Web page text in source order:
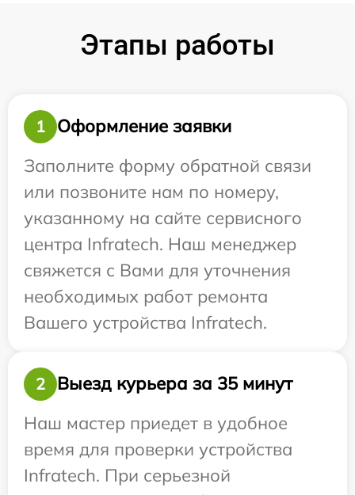
Этапы работы
1
Оформление заявки
Заполните форму обратной связи
или позвоните нам по номеру,
указанному на сайте сервисного
центра Infratech. Наш менеджер
свяжется с Вами для уточнения
необходимых работ ремонта
Вашего устройства Infratech.
2
Выезд курьера за 35 минут
Наш мастер приедет в удобное
время для проверки устройства
Infratech. При серьезной